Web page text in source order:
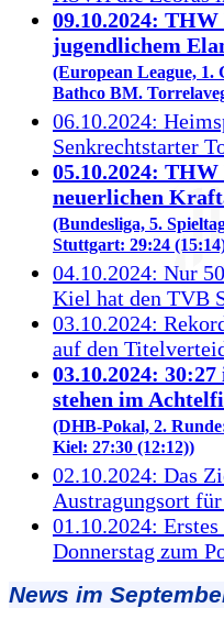
09.10.2024:
jugendlichem
(European League, 1.
Bathco BM.
06.10.2024:
Senkrechtstarter
05.10.2024:
neuerlichen
(Bundesliga, 5.
Stuttgart: 29:24
04.10.2024: Nur
Kiel hat den TVB
03.10.2024:
auf den
03.10.2024:
stehen im
(DHB-Pokal, 2.
Kiel: 27:30 (12:12))
02.10.2024: Das
Austragungsort
01.10.2024:
Donnerstag zum
News im